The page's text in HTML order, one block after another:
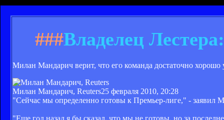
###Владелец
Милан Мандарич верит, что его команда достаточно
Милан Мандарич, Reuters25 февраля 2010, 20:28
"Сейчас мы определенно готовы к Премьер-лиге," - заявил
"Еще год назад я бы сказал, что мы не готовы, но за